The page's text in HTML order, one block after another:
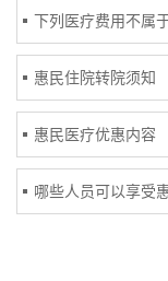
下列医疗费用不属
惠民住院转院须知
惠民医疗优惠内容
哪些人员可以享受